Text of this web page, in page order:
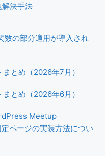
解決手法
数の部分適用が導入され
とめ（2026年7月）
とめ（2026年6月）
Meetup
ページの実装方法につい